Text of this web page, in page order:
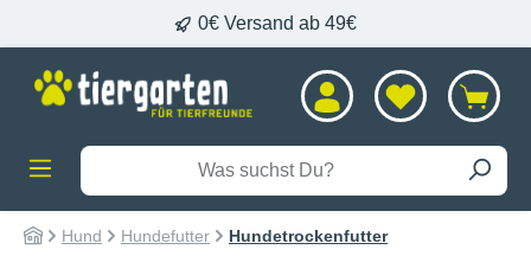
0€ Versand ab 49€
Hund Hundefutter Hundetrockenfutter